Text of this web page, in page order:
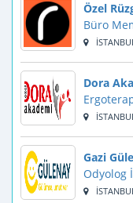
Özel
Büro
Dora
Gazi
Odyolog